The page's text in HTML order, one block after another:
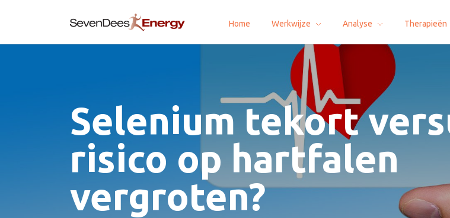
Home Werkwijze Analyse Therapieën
Selenium tekort
risico op hartfalen
vergroten?